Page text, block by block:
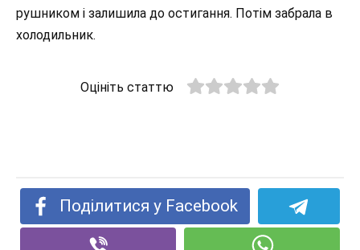
рушником і залишила до остигання. Потім забрала в
холодильник.
Оцініть статтю
Поділитися у Facebook